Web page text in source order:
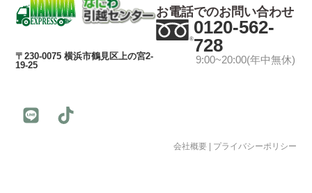
〒230-0075 横浜市鶴見区上の宮2-
19-25
お電話でのお問い合わせ
0120-562-
728
9:00~20:00(年中無休)
会社概要| プライバシーポリシー